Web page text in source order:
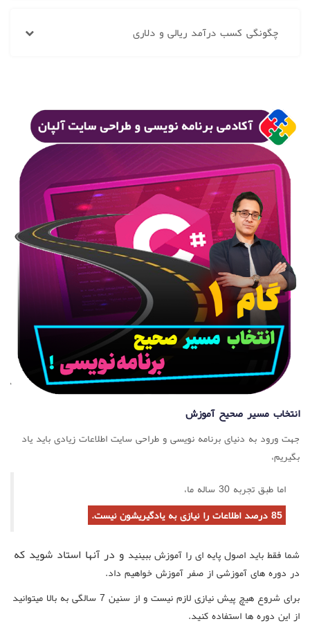
چگونگی کسب درآمد ریالی و دلاری
انتخاب مسیر صحیح آموزش
جهت ورود به دنیای برنامه نویسی و طراحی سایت اطلاعات زیادی باید یاد
بگیریم،
اما طبق تجربه 30 ساله ما،
85 درصد اطلاعات را نیازی به یادگیریشون نیست.
شما فقط باید اصول پایه ای را آموزش ببینید و در آنها استاد شوید که
در دوره های آموزشی از صفر آموزش خواهیم داد.
برای شروع هیچ پیش نیازی لازم نیست و از سنین 7 سالگی به بالا میتوانید
از این دوره ها استفاده کنید.